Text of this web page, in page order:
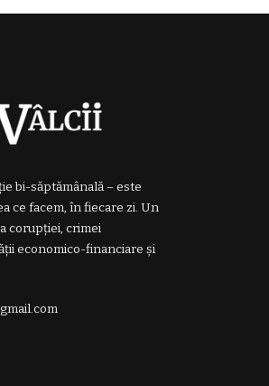
bi-săptămânală – este
ce facem, în fiecare zi. Un
corupției, crimei
economico-financiare și